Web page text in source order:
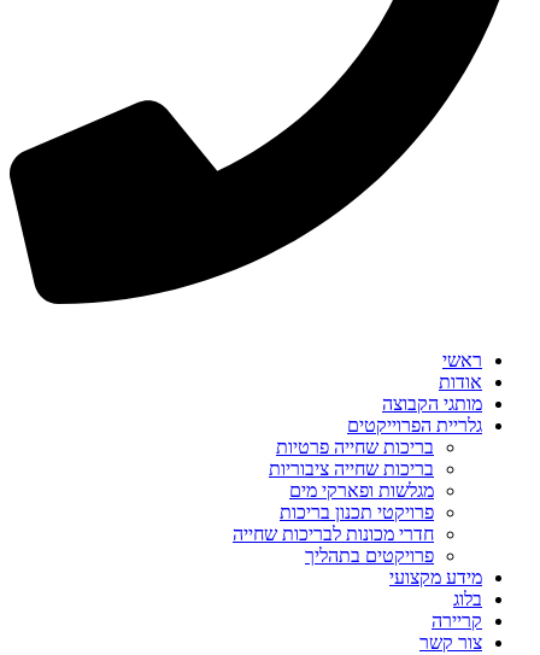
ראשי
אודות
מותגי הקבוצה
גלריית הפרוייקטים
בריכות שחייה פרטיות
בריכות שחייה ציבוריות
מגלשות ופארקי מים
פרויקטי תכנון בריכות
חדרי מכונות לבריכות שחייה
פרויקטים בתהליך
מידע מקצועי
בלוג
קריירה
צור קשר